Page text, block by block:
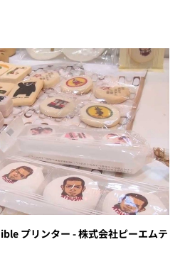
プリンター - 株式会社ピーエムテ